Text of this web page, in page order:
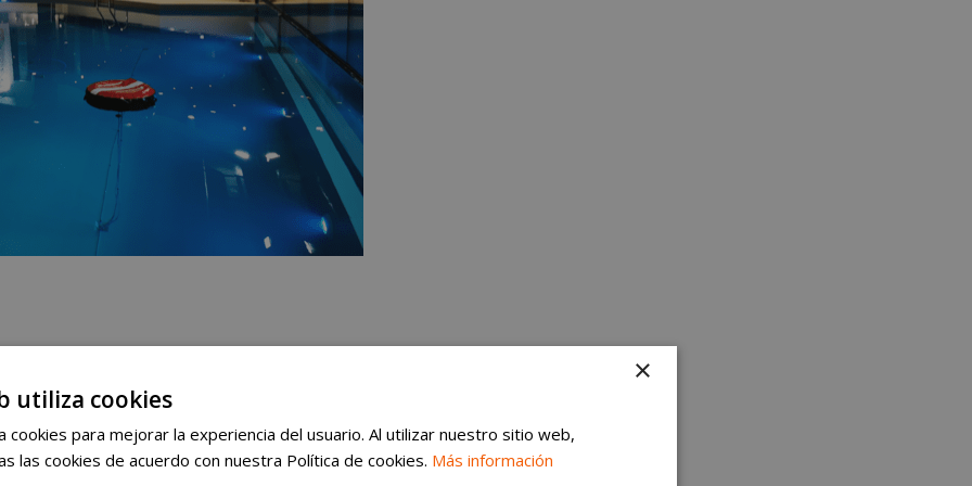
en un mismo lugar,
plenamente de su experiencia de buceo.
una de ellas única en España con 20
×
utiliza cookies
cookies para mejorar la experiencia del usuario. Al utilizar nuestro sitio web,
las cookies de acuerdo con nuestra Política de cookies. Más información